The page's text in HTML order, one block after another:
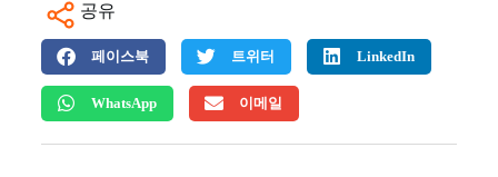
공유
페이스북 트위터 LinkedIn
WhatsApp 이메일